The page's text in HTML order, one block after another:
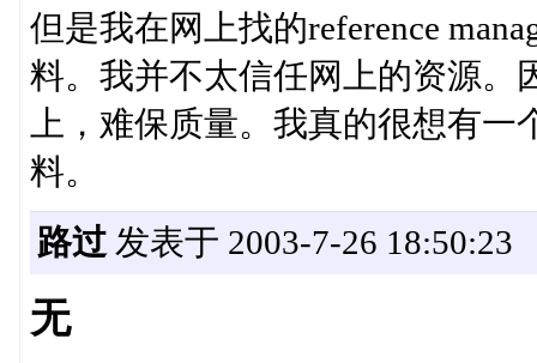
但是我在网上找的reference
料。我并不太信任网上的资源。
上，难保质量。我真的很想有
料。
路过发表于 2003-7-26 18:50:23
无